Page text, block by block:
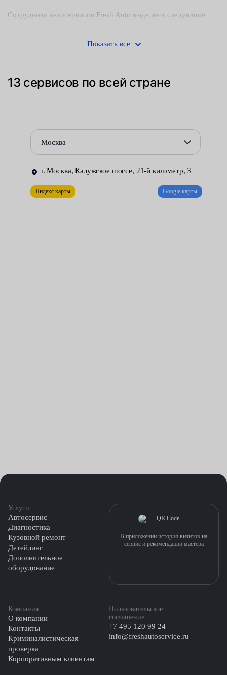
Сотрудники автосервисов Fresh Auto выделяют следующие
скрип во время торможения на сухой дороге — это может
заклин и прихват колодок;
смягчение педали тормоза;
перегревание дисков;
неравномерный износ накладок.
Показать все
13 сервисов по всей стране
Москва
г. Москва, Калужское шоссе, 21-й километр, 3
Яндекс карты Google карты
Услуги
Автосервис
Диагностика
Кузовной ремонт
Детейлинг
Дополнительное
оборудование
Компания
О компании
Контакты
Криминалистическая
проверка
Корпоративным клиентам
Пользовательское
соглашение
+7 495 120 99 24
info@freshautoservice.ru
В приложении история визитов на
сервис и рекомендации мастера